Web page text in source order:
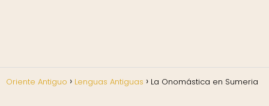
Oriente Antiguo Lenguas Antiguas La Onomástica en Sumeria